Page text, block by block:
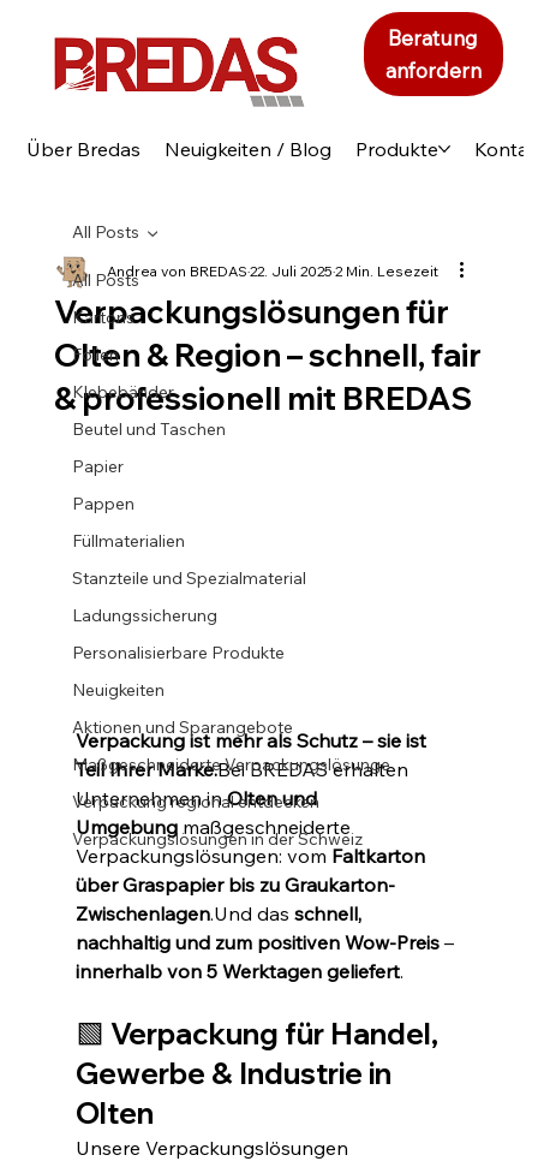
Über Bredas Neuigkeiten / Blog Produkte
Beratung
anfordern
All Posts
Kartons
Folien
Klebebänder
Beutel und Taschen
Papier
Pappen
Füllmaterialien
Stanzteile und Spezialmaterial
Ladungssicherung
Personalisierbare Produkte
Neuigkeiten
Aktionen und Sparangebote
Maßgeschneiderte Verpackungslösunge
Verpackung regional entdecken
Verpackungslösungen in der Schweiz
All Posts
Verpackungslösungen für
Olten & Region – schnell, fair
& professionell mit BREDAS
Andrea von BREDAS22. Juli 20252 Min. Lesezeit
Verpackung ist mehr als Schutz – sie ist
Teil Ihrer Marke.Bei BREDAS erhalten
Unternehmen in Olten und
Umgebung maßgeschneiderte
Verpackungslösungen: vom Faltkarton
über Graspapier bis zu Graukarton-
Zwischenlagen.Und das schnell,
nachhaltig und zum positiven Wow-Preis –
innerhalb von 5 Werktagen geliefert.
🟩 Verpackung für Handel,
Gewerbe & Industrie in
Olten
Unsere Verpackungslösungen